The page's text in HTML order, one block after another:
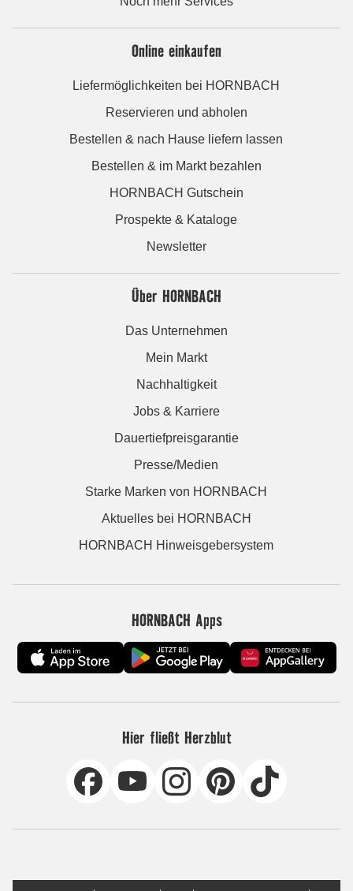
Online einkaufen
Liefermöglichkeiten bei HORNBACH
Reservieren und abholen
Bestellen & nach Hause liefern lassen
Bestellen & im Markt bezahlen
HORNBACH Gutschein
Prospekte & Kataloge
Newsletter
Über HORNBACH
Das Unternehmen
Mein Markt
Nachhaltigkeit
Jobs & Karriere
Dauertiefpreisgarantie
Presse/Medien
Starke Marken von HORNBACH
Aktuelles bei HORNBACH
HORNBACH Hinweisgebersystem
HORNBACH Apps
Hier fließt Herzblut